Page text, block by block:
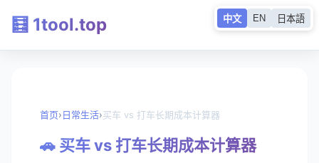
中文 EN 日本語
🧮 1tool.top
首页›日常生活›买车 vs 打车长期成本计算器
🚗 买车 vs 打车长期成本计算器